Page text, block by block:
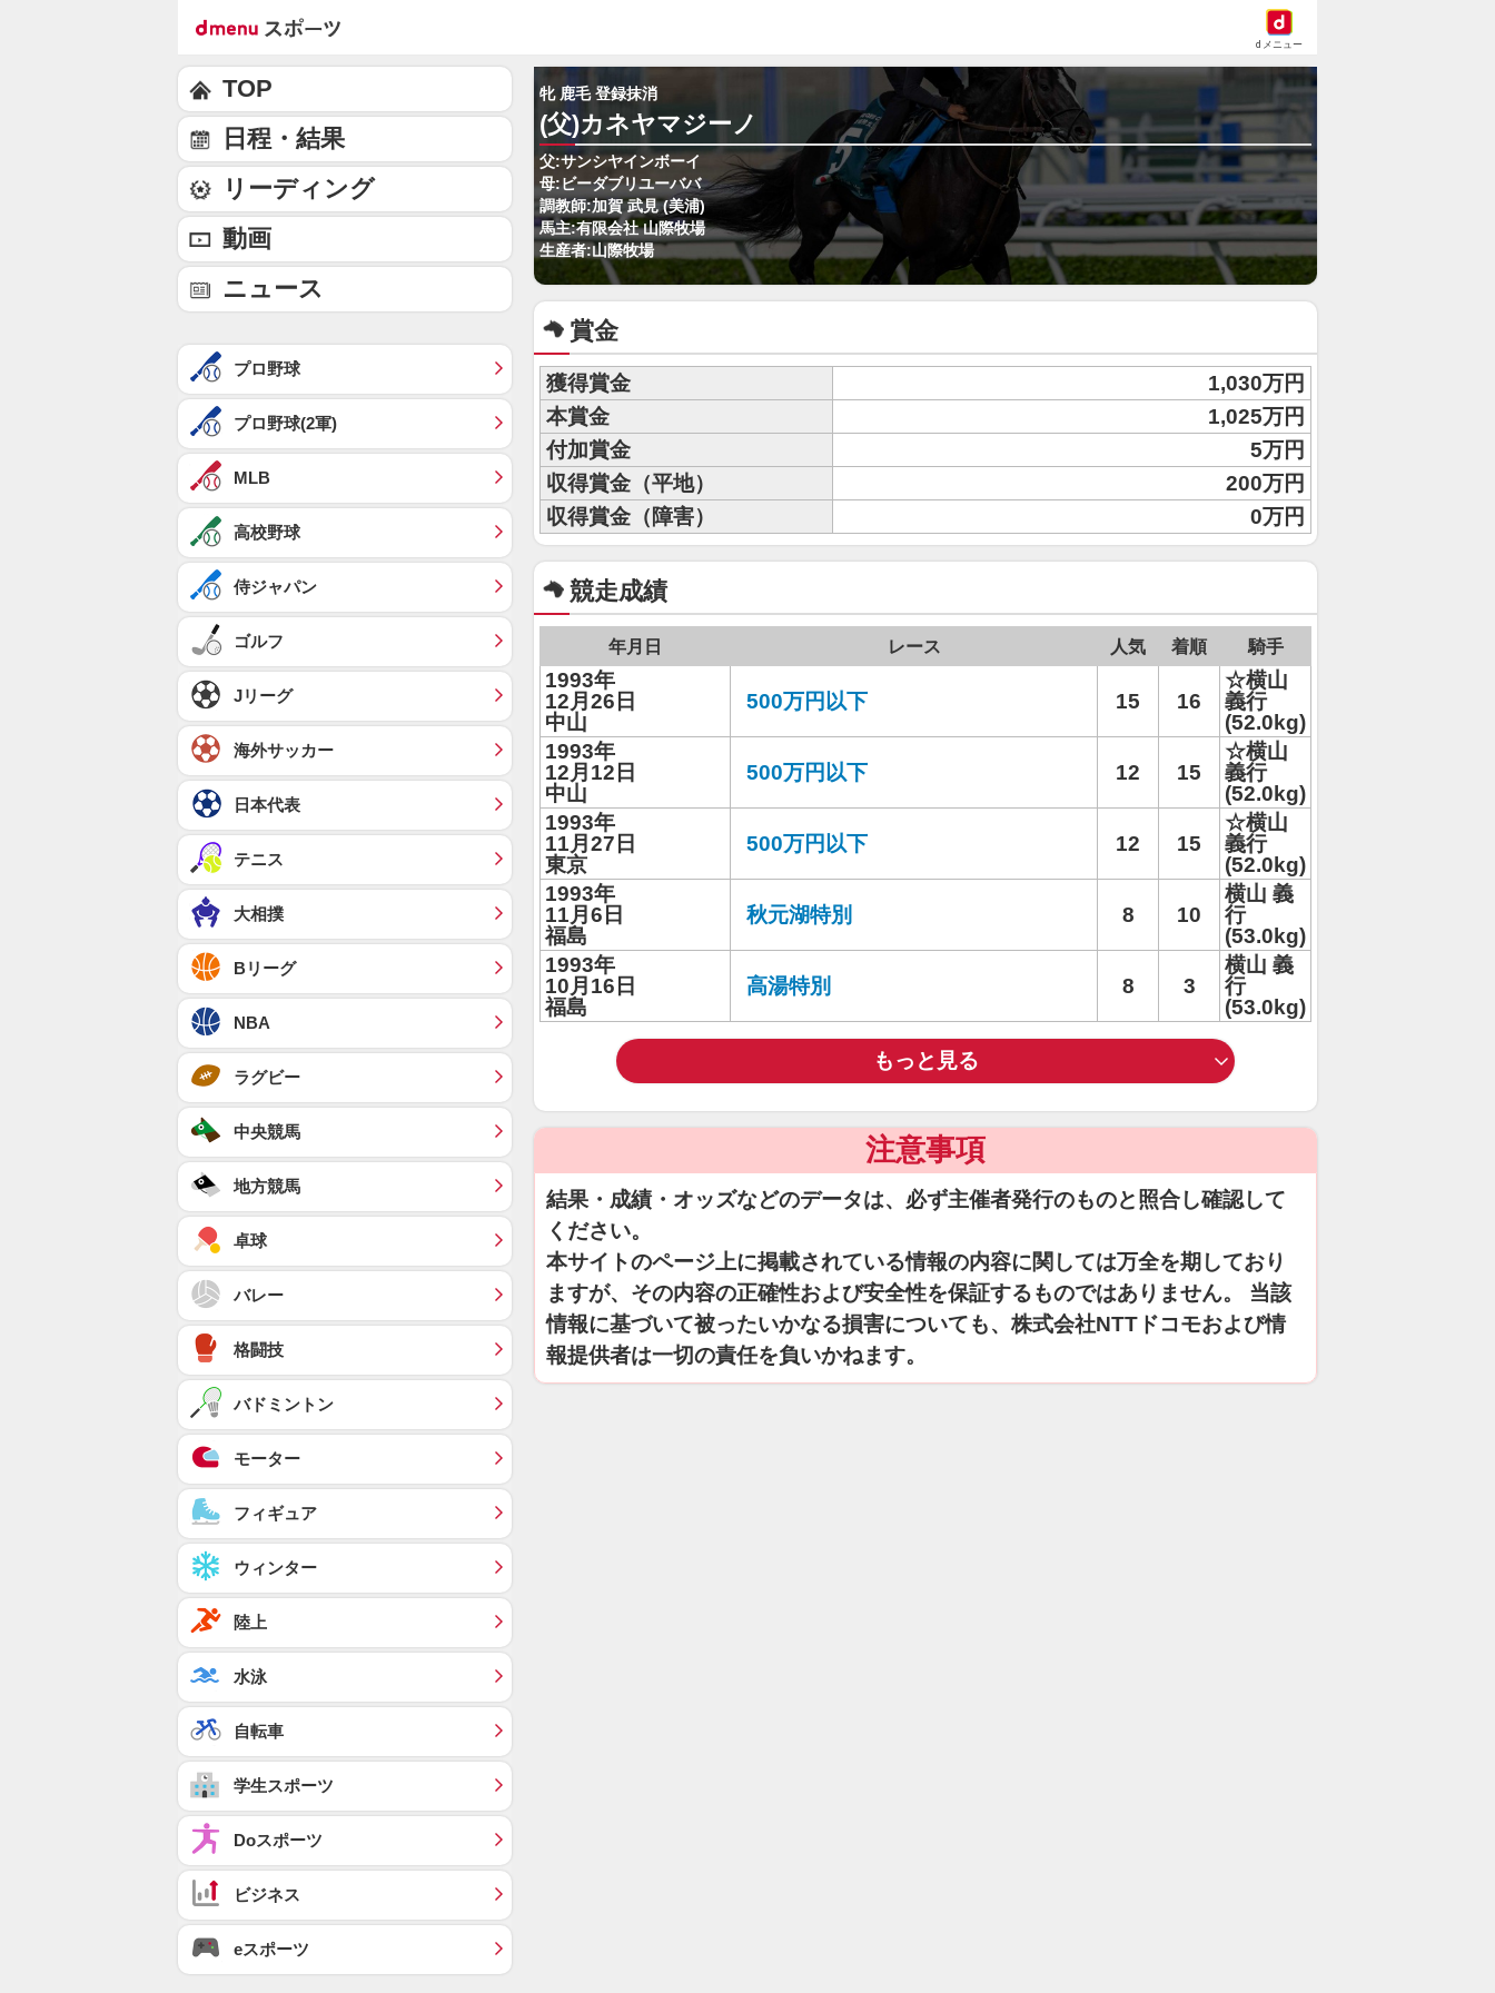
dメニュー
牝 鹿毛 登録抹消
(父)カネヤマジーノ
父:サンシヤインボーイ
母:ビーダブリユーババ
調教師:加賀 武見 (美浦)
馬主:有限会社 山際牧場
生産者:山際牧場
賞金
獲得賞金
1,030万円
本賞金
1,025万円
付加賞金
5万円
収得賞金（平地）
200万円
収得賞金（障害）
0万円
競走成績
年月日 レース 人気 着順 騎手
1993年
12月26日
中山
500万円以下 15 16
☆横山
義行
(52.0kg)
1993年
12月12日
中山
500万円以下 12 15
☆横山
義行
(52.0kg)
1993年
11月27日
東京
500万円以下 12 15
☆横山
義行
(52.0kg)
1993年
11月6日
福島
秋元湖特別 8 10
横山 義
行
(53.0kg)
1993年
10月16日
福島
高湯特別 8 3
横山 義
行
(53.0kg)
もっと見る
注意事項
結果・成績・オッズなどのデータは、必ず主催者発行のものと照合し確認して
ください。
本サイトのページ上に掲載されている情報の内容に関しては万全を期しており
ますが、その内容の正確性および安全性を保証するものではありません。 当該
情報に基づいて被ったいかなる損害についても、株式会社NTTドコモおよび情
報提供者は一切の責任を負いかねます。
TOP
日程・結果
リーディング
動画
ニュース
プロ野球
プロ野球(2軍)
MLB
高校野球
侍ジャパン
ゴルフ
Jリーグ
海外サッカー
日本代表
テニス
大相撲
Bリーグ
NBA
ラグビー
中央競馬
地方競馬
卓球
バレー
格闘技
バドミントン
モーター
フィギュア
ウィンター
陸上
水泳
自転車
学生スポーツ
Doスポーツ
ビジネス
eスポーツ